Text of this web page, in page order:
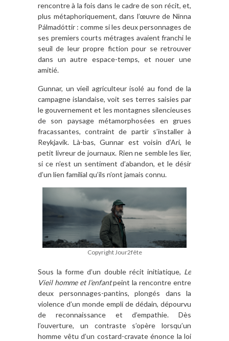
rencontre à la fois dans le cadre de son récit, et,
plus métaphoriquement, dans l’œuvre de Ninna
Pálmadóttir : comme si les deux personnages de
ses premiers courts métrages avaient franchi le
seuil de leur propre fiction pour se retrouver
dans un autre espace-temps, et nouer une
amitié.
Gunnar, un vieil agriculteur isolé au fond de la
campagne islandaise, voit ses terres saisies par
le gouvernement et les montagnes silencieuses
de son paysage métamorphosées en grues
fracassantes, contraint de partir s’installer à
Reykjavik. Là-bas, Gunnar est voisin d’Ari, le
petit livreur de journaux. Rien ne semble les lier,
si ce n’est un sentiment d’abandon, et le désir
d’un lien familial qu’ils n’ont jamais connu.
Copyright Jour2fête
Sous la forme d’un double récit initiatique, Le
Vieil homme et l’enfantpeint la rencontre entre
deux personnages-pantins, plongés dans la
violence d’un monde empli de dédain, dépourvu
de reconnaissance et d’empathie. Dès
l’ouverture, un contraste s’opère lorsqu’un
homme vêtu d’un costard-cravate énonce la loi